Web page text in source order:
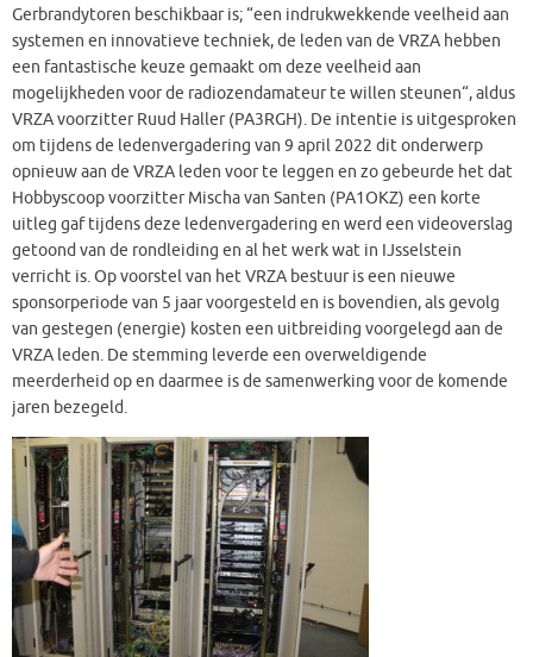
Gerbrandytoren beschikbaar is; “een indrukwekkende veelheid aan
systemen en innovatieve techniek, de leden van de VRZA hebben
een fantastische keuze gemaakt om deze veelheid aan
mogelijkheden voor de radiozendamateur te willen steunen“, aldus
VRZA voorzitter Ruud Haller (PA3RGH). De intentie is uitgesproken
om tijdens de ledenvergadering van 9 april 2022 dit onderwerp
opnieuw aan de VRZA leden voor te leggen en zo gebeurde het dat
Hobbyscoop voorzitter Mischa van Santen (PA1OKZ) een korte
uitleg gaf tijdens deze ledenvergadering en werd een videoverslag
getoond van de rondleiding en al het werk wat in IJsselstein
verricht is. Op voorstel van het VRZA bestuur is een nieuwe
sponsorperiode van 5 jaar voorgesteld en is bovendien, als gevolg
van gestegen (energie) kosten een uitbreiding voorgelegd aan de
VRZA leden. De stemming leverde een overweldigende
meerderheid op en daarmee is de samenwerking voor de komende
jaren bezegeld.